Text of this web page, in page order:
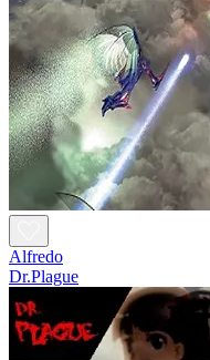
Alfredo
Dr.Plague